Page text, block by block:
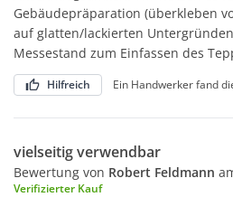
Gebäudepräparation (überkleben
auf glatten/lackierten
Messestand zum Einfassen des
Hilfreich Ein Handwerker fand
vielseitig verwendbar
Bewertung von Robert Feldmann
Verifizierter Kauf